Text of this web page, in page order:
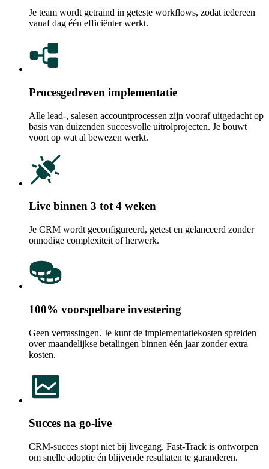
Je team wordt getraind in geteste workflows, zodat iedereen
vanaf dag één efficiënter werkt.
Procesgedreven implementatie
Alle lead-, salesen accountprocessen zijn vooraf uitgedacht op
basis van duizenden succesvolle uitrolprojecten. Je bouwt
voort op wat al bewezen werkt.
Live binnen 3 tot 4 weken
Je CRM wordt geconfigureerd, getest en gelanceerd zonder
onnodige complexiteit of herwerk.
100% voorspelbare investering
Geen verrassingen. Je kunt de implementatiekosten spreiden
over maandelijkse betalingen binnen één jaar zonder extra
kosten.
Succes na go-live
CRM-succes stopt niet bij livegang. Fast-Track is ontworpen
om snelle adoptie én blijvende resultaten te garanderen.